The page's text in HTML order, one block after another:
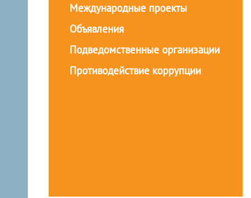
Международные проекты
Объявления
Подведомственные организации
Противодействие коррупции